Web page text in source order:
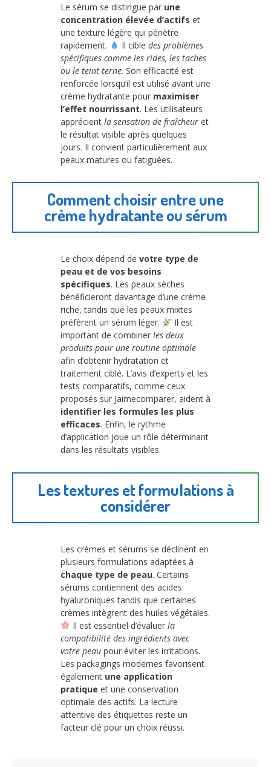
Le sérum se distingue par une
concentration élevée d’actifs et
une texture légère qui pénètre
rapidement.
Il cible des problèmes
spécifiques comme les rides, les taches
ou le teint terne. Son efficacité est
renforcée lorsqu’il est utilisé avant une
crème hydratante pour maximiser
l’effet nourrissant. Les utilisateurs
apprécient la sensation de fraîcheur et
le résultat visible après quelques
jours. Il convient particulièrement aux
peaux matures ou fatiguées.
Comment choisir entre une
crème hydratante ou sérum
Le choix dépend de votre type de
peau et de vos besoins
spécifiques. Les peaux sèches
bénéficieront davantage d’une crème
riche, tandis que les peaux mixtes
préfèrent un sérum léger.
Il est
important de combiner les deux
produits pour une routine optimale
afin d’obtenir hydratation et
traitement ciblé. L’avis d’experts et les
tests comparatifs, comme ceux
proposés sur Jaimecomparer, aident à
identifier les formules les plus
efficaces. Enfin, le rythme
d’application joue un rôle déterminant
dans les résultats visibles.
Les textures et formulations à
considérer
Les crèmes et sérums se déclinent en
plusieurs formulations adaptées à
chaque type de peau. Certains
sérums contiennent des acides
hyaluroniques tandis que certaines
crèmes intègrent des huiles végétales.
Il est essentiel d’évaluer la
compatibilité des ingrédients avec
votre peau pour éviter les irritations.
Les packagings modernes favorisent
également une application
pratique et une conservation
optimale des actifs. La lecture
attentive des étiquettes reste un
facteur clé pour un choix réussi.